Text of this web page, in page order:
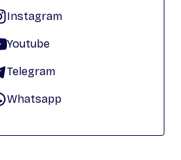
Instagram
Youtube
Telegram
Whatsapp